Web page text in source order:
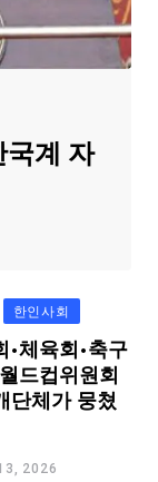
국계 자
한인사회
·체육회·축구
드컵위원회
단체가 뭉쳤
2026